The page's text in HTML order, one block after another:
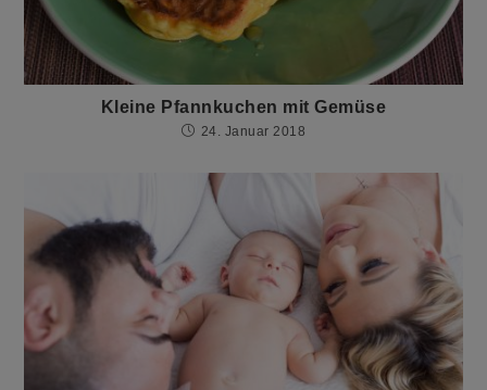
Kleine Pfannkuchen mit Gemüse
24. Januar 2018